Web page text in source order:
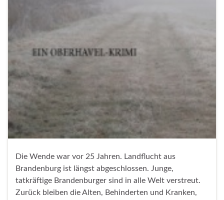
Die Wende war vor 25 Jahren. Landflucht aus
Brandenburg ist längst abgeschlossen. Junge,
tatkräftige Brandenburger sind in alle Welt verstreut.
Zurück bleiben die Alten, Behinderten und Kranken,